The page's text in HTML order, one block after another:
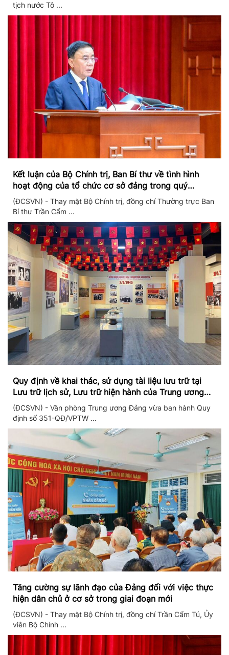
tịch nước Tô ...
Kết luận của Bộ Chính trị, Ban Bí thư về tình hình
hoạt động của tổ chức cơ sở đảng trong quý
II/2026
(ĐCSVN) - Thay mặt Bộ Chính trị, đồng chí Thường trực Ban
Bí thư Trần Cẩm ...
Quy định về khai thác, sử dụng tài liệu lưu trữ tại
Lưu trữ lịch sử, Lưu trữ hiện hành của Trung ương
Đảng và Văn phòng Trung ương Đảng
(ĐCSVN) - Văn phòng Trung ương Đảng vừa ban hành Quy
định số 351-QĐ/VPTW ...
Tăng cường sự lãnh đạo của Đảng đối với việc thực
hiện dân chủ ở cơ sở trong giai đoạn mới
(ĐCSVN) - Thay mặt Bộ Chính trị, đồng chí Trần Cẩm Tú, Ủy
viên Bộ Chính ...